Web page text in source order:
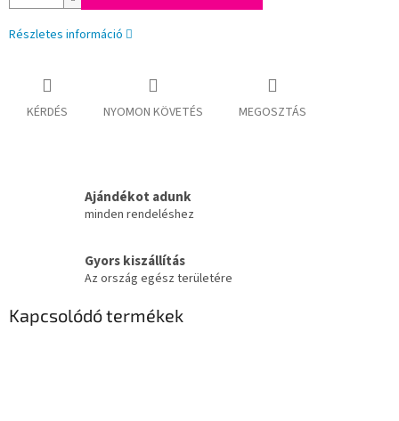
Részletes információ
KÉRDÉS NYOMON KÖVETÉS MEGOSZTÁS
Ajándékot adunk
minden rendeléshez
Gyors kiszállítás
Az ország egész területére
Kapcsolódó termékek